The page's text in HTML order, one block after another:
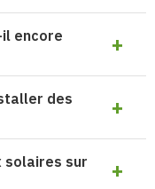
encore
des
solaires sur